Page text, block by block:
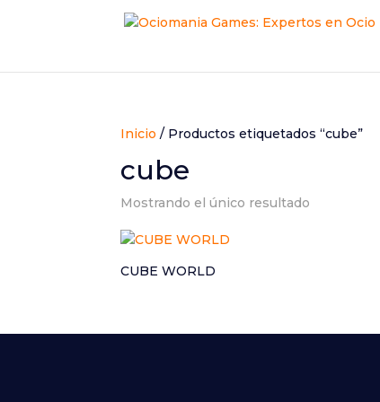
Inicio / Productos etiquetados “cube”
cube
Mostrando el único resultado
CUBE WORLD